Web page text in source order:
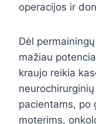
operacijos ir
Dėl
mažiau
kraujo reikia
pacientams, po
moterims,